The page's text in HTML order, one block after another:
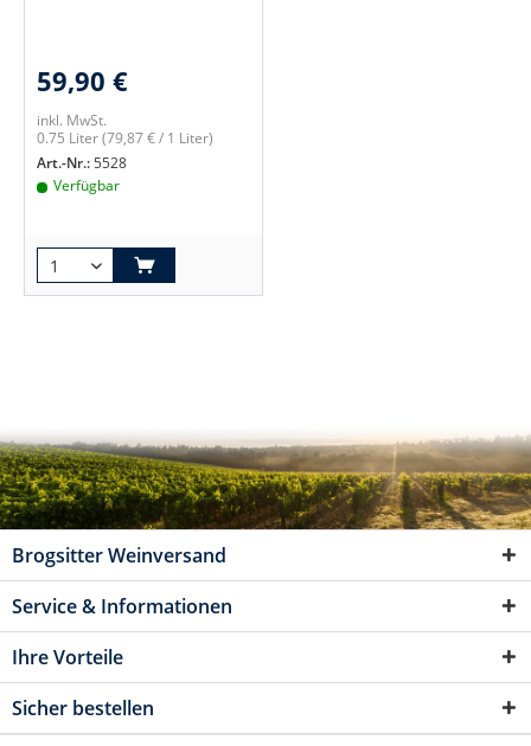
59,90 €
inkl. MwSt.
0.75 Liter(79,87 € / 1 Liter)
Art.-Nr.:5528
Verfügbar
Brogsitter Weinversand
Service & Informationen
Ihre Vorteile
Sicher bestellen